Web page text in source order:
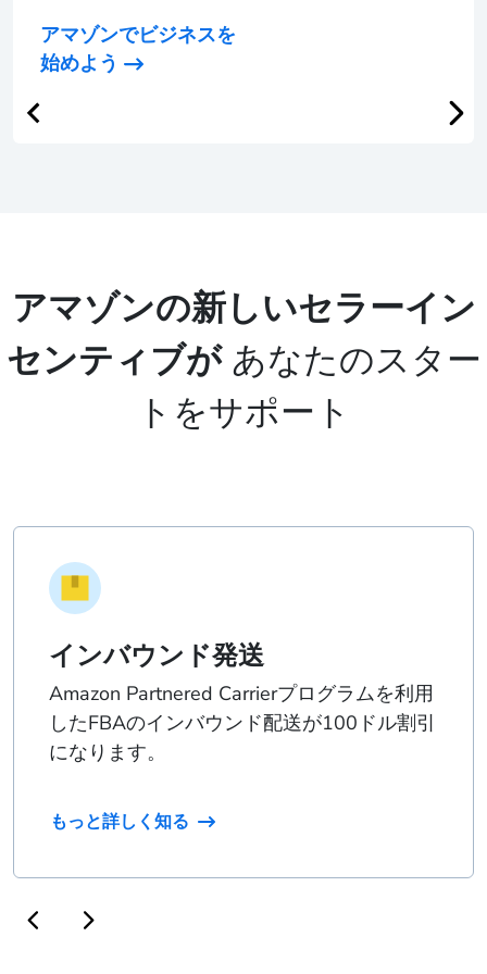
アマゾンでビジネスを
始めよう
アマゾンの新しいセラーイン
センティブが あなたのスター
トをサポート
インバウンド発送
Amazon Partnered Carrierプログラムを利用
したFBAのインバウンド配送が100ドル割引
になります。
もっと詳しく知る